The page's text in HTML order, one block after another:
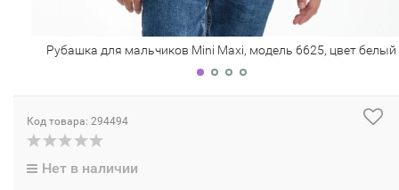
Рубашка для мальчиков Mini Maxi, модель 6625, цвет белый
Код товара: 294494
Нет в наличии